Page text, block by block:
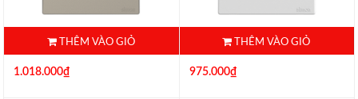
THÊM VÀO GIỎ
1.018.000₫
THÊM VÀO GIỎ
975.000₫